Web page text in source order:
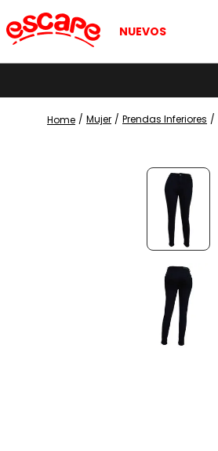
NUEVOS
Mujer Prendas Inferiores